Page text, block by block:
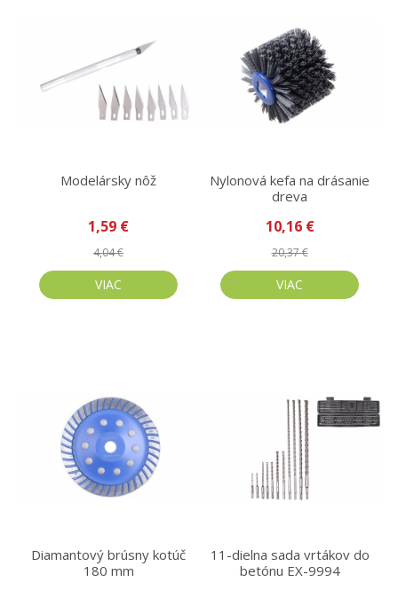
Modelársky nôž
1,59 €
4,04 €
VIAC
Nylonová kefa na drásanie
dreva
10,16 €
20,37 €
VIAC
Diamantový brúsny kotúč
180 mm
11-dielna sada vrtákov do
betónu EX-9994